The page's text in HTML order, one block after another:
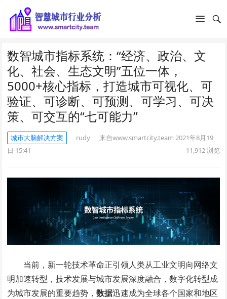
数智城市指标系统：“经济、政治、文
化、社会、生态文明”五位一体，
5000+核心指标，打造城市可视化、可
验证、可诊断、可预测、可学习、可决
策、可交互的“七可能力”
城市大脑解决方案 rudy 来自www.smartcity.team 2021年8月19
日 15:41
11,912浏览
当前，新一轮技术革命正引领人类从工业文明向网络文
明加速转型，技术发展与城市发展深度融合，数字化转型成
为城市发展的重要趋势，数据迅速成为全球各个国家和地区